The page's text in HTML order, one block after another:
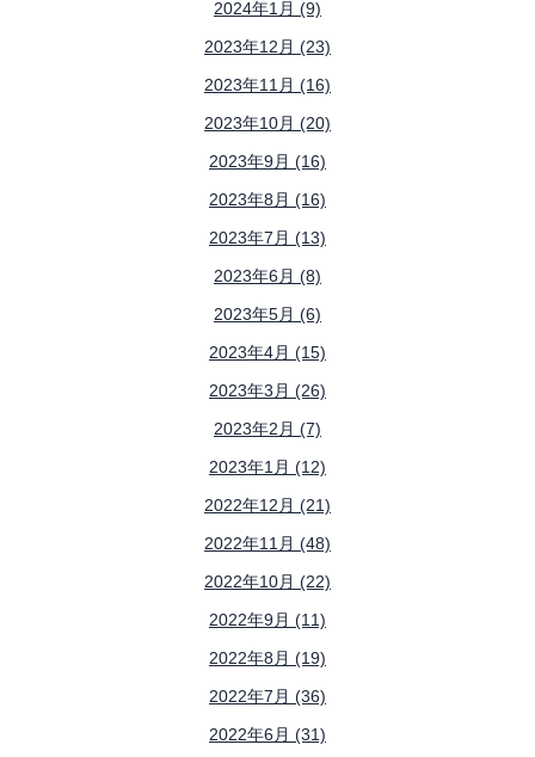
2024年1月 (9)
2023年12月 (23)
2023年11月 (16)
2023年10月 (20)
2023年9月 (16)
2023年8月 (16)
2023年7月 (13)
2023年6月 (8)
2023年5月 (6)
2023年4月 (15)
2023年3月 (26)
2023年2月 (7)
2023年1月 (12)
2022年12月 (21)
2022年11月 (48)
2022年10月 (22)
2022年9月 (11)
2022年8月 (19)
2022年7月 (36)
2022年6月 (31)